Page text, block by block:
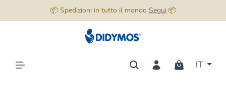
📦 Spedizioni in tutto il mondo Segui📦